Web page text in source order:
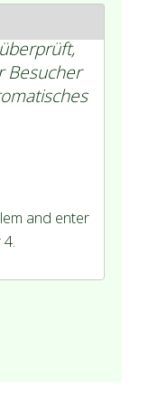
Besucher
and enter